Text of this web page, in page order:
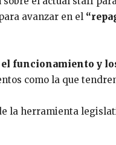
avanzar en el
el funcionamiento y
como la que
la herramienta